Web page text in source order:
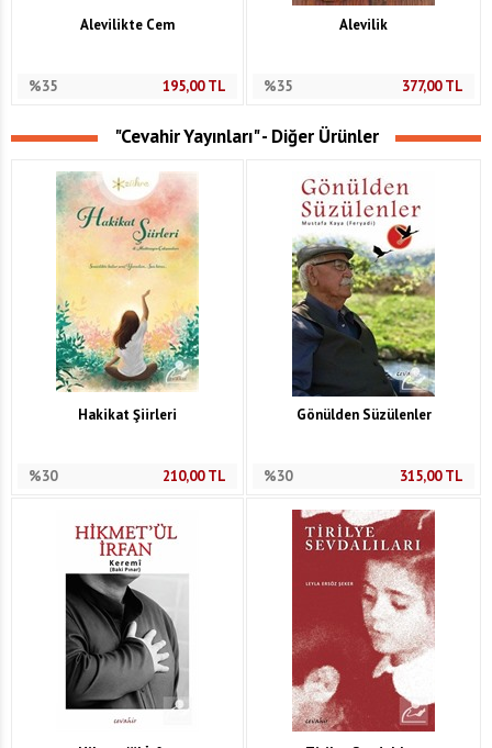
Alevilikte Cem
%35 195,00TL
Alevilik
%35 377,00TL
"Cevahir Yayınları" - Diğer Ürünler
Hakikat Şiirleri
%30 210,00TL
Gönülden Süzülenler
%30 315,00TL